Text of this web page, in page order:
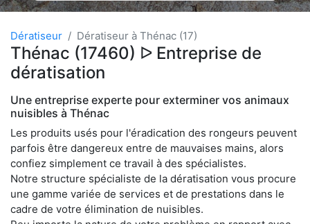
Dératiseur Dératiseur à Thénac (17)
Thénac (17460) ᐅ Entreprise de
dératisation
Une entreprise experte pour exterminer vos animaux
nuisibles à Thénac
Les produits usés pour l'éradication des rongeurs peuvent
parfois être dangereux entre de mauvaises mains, alors
confiez simplement ce travail à des spécialistes.
Notre structure spécialiste de la dératisation vous procure
une gamme variée de services et de prestations dans le
cadre de votre élimination de nuisibles.